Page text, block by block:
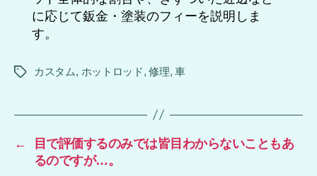
に応じて鈑金・塗装のフィーを説明しま
す。
タ
カスタム, ホットロッド,修理,車
←
目で評価するのみでは皆目わからないこともあ
るのですが…。